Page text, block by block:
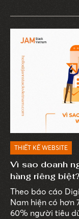
thông chuyên
THIẾT KẾ WEBSITE
Vì sao doanh
hàng riêng biệt?
Theo báo cáo
Nam hiện có hơn
60% người tiêu